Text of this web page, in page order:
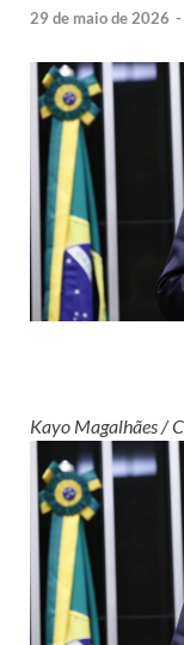
29 de maio de 2026 -
Kayo Magalhães /